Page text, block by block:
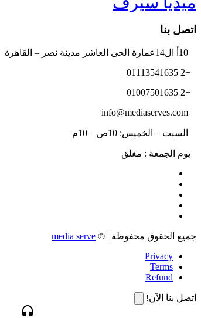
اتصل بنا
+2 01113541635
+2 01007501635
السبت – الخميس: 10ص – 10م
يوم الجمعة : مغلق
جميع الحقوق محفوظة | © media serve
Privacy
Terms
Refund
اتصل بنا الآن!